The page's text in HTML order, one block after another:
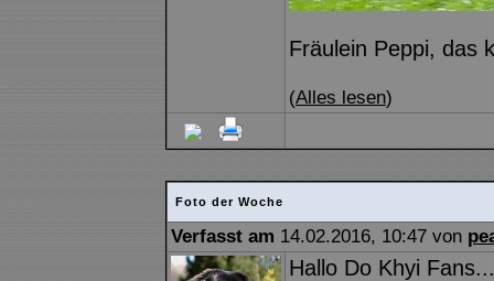
Fräulein Peppi, das
(Alles lesen)
Foto der Woche
Verfasst am 14.02.2016, 10:47 von
Hallo Do Khyi Fans...